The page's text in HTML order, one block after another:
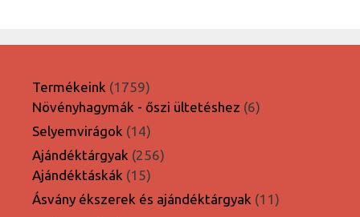
Termékeink 17591759
termék
Növényhagymák - őszi ültetéshez 66
Selyemvirágok 1414
termék
Ajándéktárgyak 256256
Ajándéktáskák 1515
termék
Ásvány ékszerek és ajándéktárgyak 1111